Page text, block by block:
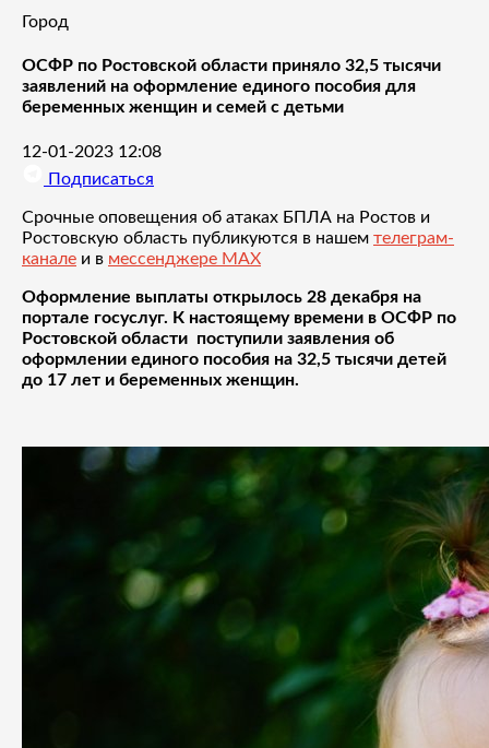
Город
ОСФР по Ростовской области приняло 32,5 тысячи
заявлений на оформление единого пособия для
беременных женщин и семей с детьми
12-01-2023 12:08
Подписаться
Срочные оповещения об атаках БПЛА на Ростов и
Ростовскую область публикуются в нашем телеграм-
канале и в мессенджере MAX
Оформление выплаты открылось 28 декабря на
портале госуслуг. К настоящему времени в ОСФР по
Ростовской области поступили заявления об
оформлении единого пособия на 32,5 тысячи детей
до 17 лет и беременных женщин.